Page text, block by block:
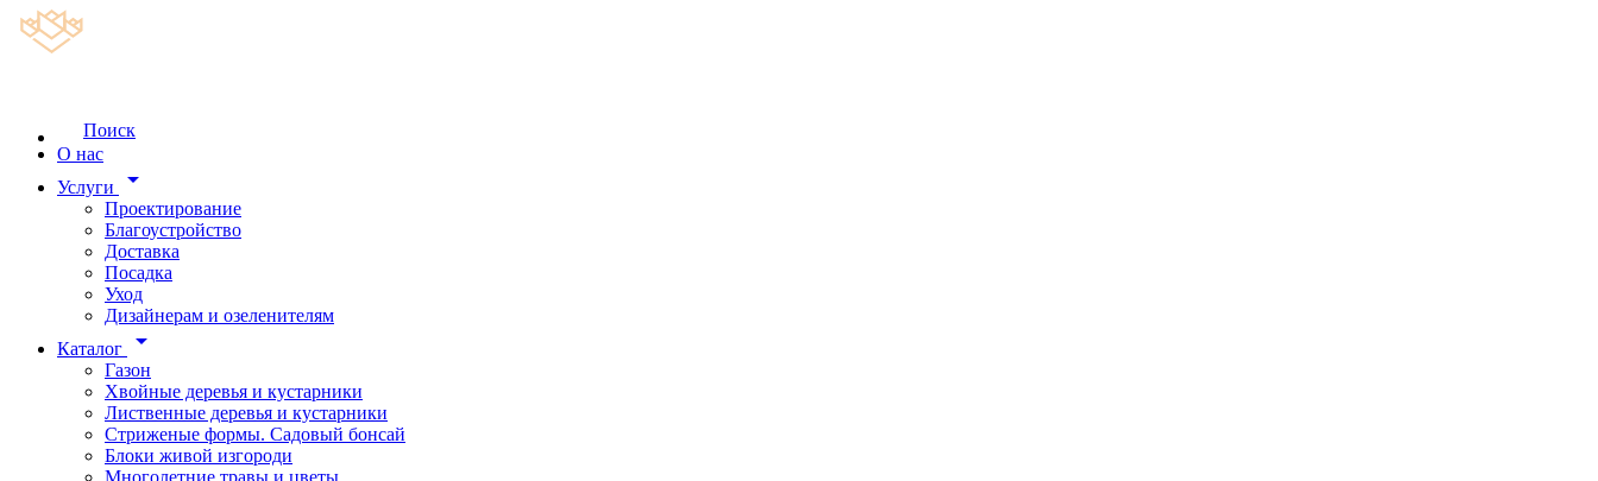
Поиск
О нас
Услуги
arrow_drop_down
Проектирование
Благоустройство
Доставка
Посадка
Уход
Дизайнерам и озеленителям
Каталог
arrow_drop_down
Газон
Хвойные деревья и кустарники
Лиственные деревья и кустарники
Стриженые формы. Садовый бонсай
Блоки живой изгороди
Многолетние травы и цветы